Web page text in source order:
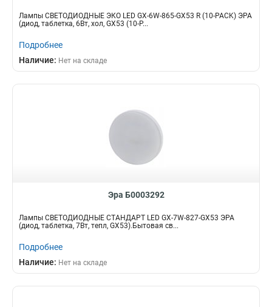
Лампы СВЕТОДИОДНЫЕ ЭКО LED GX-6W-865-GX53 R (10-PACK) ЭРА
(диод, таблетка, 6Вт, хол, GX53 (10-P...
Подробнее
Наличие: Нет на складе
Эра Б0003292
Лампы СВЕТОДИОДНЫЕ СТАНДАРТ LED GX-7W-827-GX53 ЭРА
(диод, таблетка, 7Вт, тепл, GX53).Бытовая св...
Подробнее
Наличие: Нет на складе